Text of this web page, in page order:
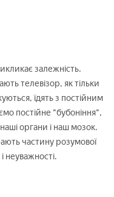
залежність.
телевізор, як тільки
їдять з постійним
постійне "бубоніння",
органи і наш мозок.
частину розумової
неуважності.